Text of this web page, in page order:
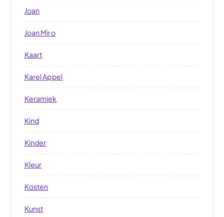
Joan
Joan Miro
Kaart
Karel Appel
Keramiek
Kind
Kinder
Kleur
Kosten
Kunst